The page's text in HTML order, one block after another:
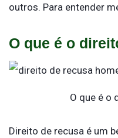
outros. Para entender
O que é o
O que é o
Direito de recusa é um